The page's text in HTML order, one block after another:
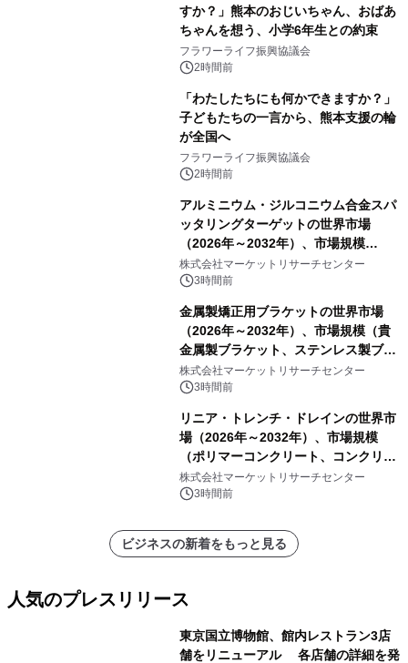
すか？」熊本のおじいちゃん、おばあ
ちゃんを想う、小学6年生との約束
フラワーライフ振興協議会
2時間前
「わたしたちにも何かできますか？」
子どもたちの一言から、熊本支援の輪
が全国へ
フラワーライフ振興協議会
2時間前
アルミニウム・ジルコニウム合金スパ
ッタリングターゲットの世界市場
（2026年～2032年）、市場規模
（0.995、0.999、その他）・分析レポ
ートを発表
株式会社マーケットリサーチセンター
3時間前
金属製矯正用ブラケットの世界市場
（2026年～2032年）、市場規模（貴
金属製ブラケット、ステンレス製ブラ
ケット、純チタン製ブラケット）・分
析レポートを発表
株式会社マーケットリサーチセンター
3時間前
リニア・トレンチ・ドレインの世界市
場（2026年～2032年）、市場規模
（ポリマーコンクリート、コンクリー
ト、プラスチック、金属）・分析レポ
ートを発表
株式会社マーケットリサーチセンター
3時間前
ビジネスの新着をもっと見る
人気のプレスリリース
東京国立博物館、館内レストラン3店
舗をリニューアル 各店舗の詳細を発